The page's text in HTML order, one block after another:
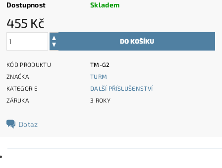
Dostupnost Skladem
455 Kč
KÓD PRODUKTU
TM-G2
ZNAČKA
TURM
KATEGORIE
DALŠÍ PŘÍSLUŠENSTVÍ
ZÁRUKA
3 ROKY
Dotaz